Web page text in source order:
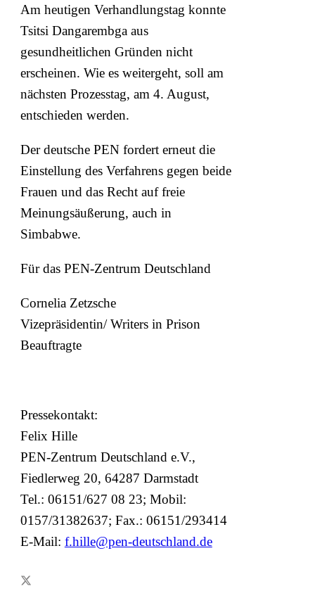
Am heutigen Verhandlungstag konnte
Tsitsi Dangarembga aus
gesundheitlichen Gründen nicht
erscheinen. Wie es weitergeht, soll am
nächsten Prozesstag, am 4. August,
entschieden werden.
Der deutsche PEN fordert erneut die
Einstellung des Verfahrens gegen beide
Frauen und das Recht auf freie
Meinungsäußerung, auch in
Simbabwe.
Für das PEN-Zentrum Deutschland
Cornelia Zetzsche
Vizepräsidentin/ Writers in Prison
Beauftragte
Pressekontakt:
Felix Hille
PEN-Zentrum Deutschland e.V.,
Fiedlerweg 20, 64287 Darmstadt
Tel.: 06151/627 08 23; Mobil:
0157/31382637; Fax.: 06151/293414
E-Mail: f.hille@pen-deutschland.de